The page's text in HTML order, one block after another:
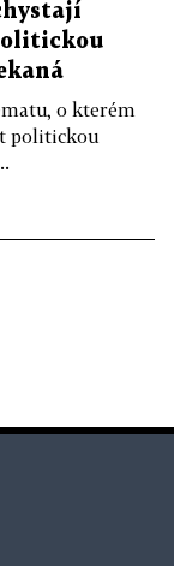
o kterém
politickou